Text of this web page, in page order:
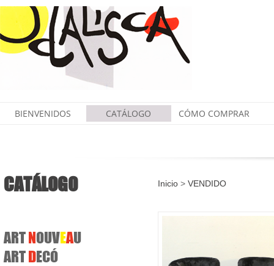
BIENVENIDOS CATÁLOGO CÓMO COMPRAR
CATÁLOGO
ARTNOUVEAU
ARTDECÓ
Inicio > VENDIDO